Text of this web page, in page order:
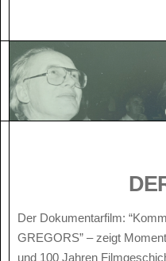
Der Dokumentarfilm:
GREGORS” – zeigt
und 100 Jahren